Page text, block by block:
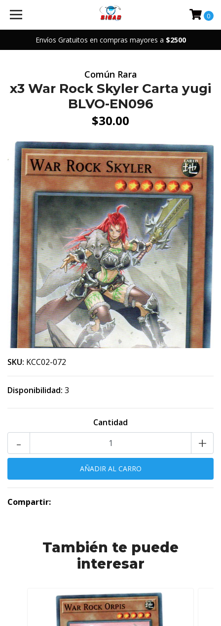
Envíos Gratuitos en compras mayores a $2500
0
Común Rara
x3 War Rock Skyler Carta yugi
BLVO-EN096
$30.00
SKU: KCC02-072
Disponibilidad: 3
Cantidad
+
-
Compartir:
También te puede
interesar